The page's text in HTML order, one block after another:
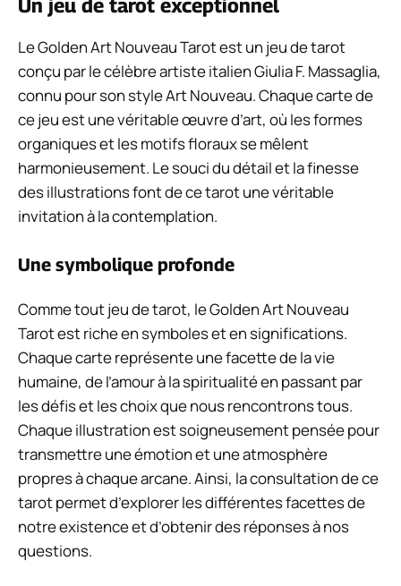
Un jeu de tarot exceptionnel
Le Golden Art Nouveau Tarot est un jeu de tarot
conçu par le célèbre artiste italien Giulia F. Massaglia,
connu pour son style Art Nouveau. Chaque carte de
ce jeu est une véritable œuvre d’art, où les formes
organiques et les motifs floraux se mêlent
harmonieusement. Le souci du détail et la finesse
des illustrations font de ce tarot une véritable
invitation à la contemplation.
Une symbolique profonde
Comme tout jeu de tarot, le Golden Art Nouveau
Tarot est riche en symboles et en significations.
Chaque carte représente une facette de la vie
humaine, de l’amour à la spiritualité en passant par
les défis et les choix que nous rencontrons tous.
Chaque illustration est soigneusement pensée pour
transmettre une émotion et une atmosphère
propres à chaque arcane. Ainsi, la consultation de ce
tarot permet d’explorer les différentes facettes de
notre existence et d’obtenir des réponses à nos
questions.